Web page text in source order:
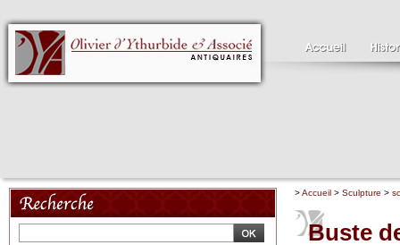
>Accueil > Sculpture >
Buste